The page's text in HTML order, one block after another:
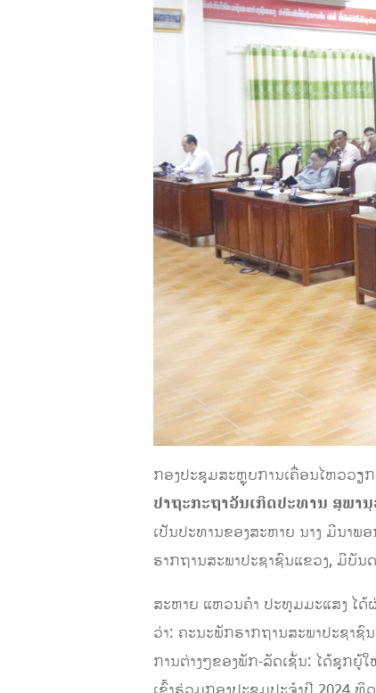
ກອງປະຊຸມສະຫຼຸບການເຄື່ອນໄຫວວຽ
ປາຖະກະຖາວັນເກີດປະທານ ສຸພານຸ
ເປັນປະທານຂອງສະຫາຍ ນາງ ມີນາ
ຮາກຖານສະພາປະຊາຊົນແຂວງ, ມີບັ
ສະຫາຍ ແຫວນຄໍາ ປະທຸມມະແສງ ໄດ້
ວ່າ: ຄະນະພັກຮາກຖານສະພາປະຊາຊົ
ການຕ່າງໆຂອງພັກ-ລັດເຊັ່ນ: ໄດ້ຊຸກ